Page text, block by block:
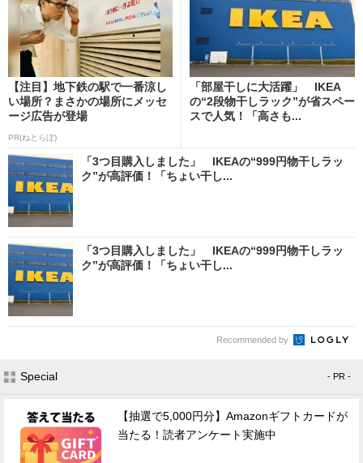
【注目】地下鉄の駅で一番涼し
い場所？まさかの場所にメッセ
ージ広告が登場
PR(ねとらぼ)
「部屋干しに大活躍」 IKEA
の“2段物干しラック”が省スペー
スで人気！「高さも...
「3つ目購入しました」 IKEAの“999円物干しラッ
ク”が高評価！「ちょい干し...
「3つ目購入しました」 IKEAの“999円物干しラッ
ク”が高評価！「ちょい干し...
Recommended by
Special - PR -
【抽選で5,000円分】Amazonギフトカードが
当たる！読者アンケート実施中